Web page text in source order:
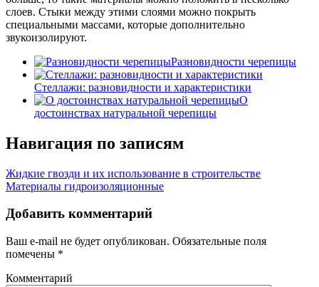
слоев. Стыки между этими слоями можно покрыть
специальными массами, которые дополнительно
звукоизолируют.
Разновидности черепицы
Стеллажи: разновидности и характеристики
О
достоинствах натуральной черепицы
Навигация по записям
Жидкие гвозди и их использование в строительстве
Материалы гидроизоляционные
Добавить комментарий
Ваш e-mail не будет опубликован. Обязательные поля
помечены *
Комментарий